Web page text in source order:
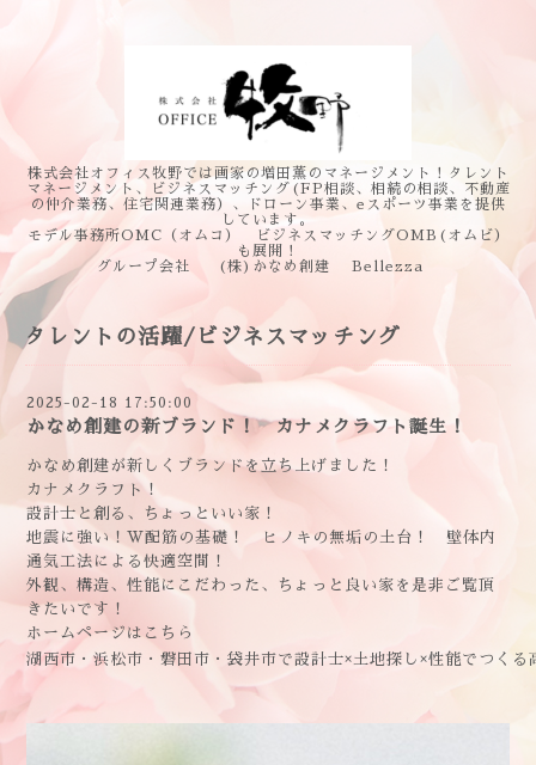
株式会社オフィス牧野では画家の増田薫のマネージメント！タレント
マネージメント、ビジネスマッチング(FP相談、相続の相談、不動産
の仲介業務、住宅関連業務）、ドローン事業、eスポーツ事業を提供
しています。
モデル事務所OMC（オムコ） ビジネスマッチングOMB(オムビ）
も展開！
グループ会社 (株)かなめ創建 Bellezza
タレントの活躍/ビジネスマッチング
2025-02-18 17:50:00
かなめ創建の新ブランド！ カナメクラフト誕生！
かなめ創建が新しくブランドを立ち上げました！
カナメクラフト！
設計士と創る、ちょっといい家！
地震に強い！W配筋の基礎！ ヒノキの無垢の土台！ 壁体内
通気工法による快適空間！
外観、構造、性能にこだわった、ちょっと良い家を是非ご覧頂
きたいです！
ホームページはこちら
湖西市・浜松市・磐田市・袋井市で設計士×土地探し×性能でつく